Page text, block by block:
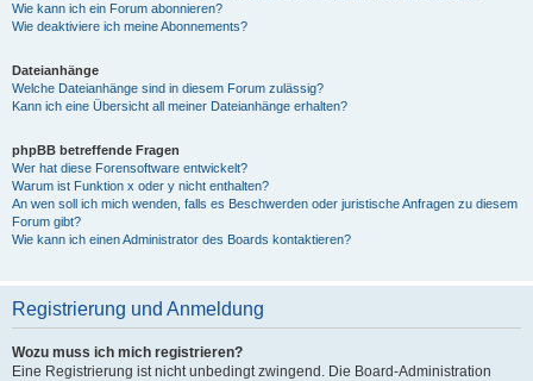
Wie kann ich ein Forum abonnieren?
Wie deaktiviere ich meine Abonnements?
Dateianhänge
Welche Dateianhänge sind in diesem Forum zulässig?
Kann ich eine Übersicht all meiner Dateianhänge erhalten?
phpBB betreffende Fragen
Wer hat diese Forensoftware entwickelt?
Warum ist Funktion x oder y nicht enthalten?
An wen soll ich mich wenden, falls es Beschwerden oder juristische Anfragen zu diesem
Forum gibt?
Wie kann ich einen Administrator des Boards kontaktieren?
Registrierung und Anmeldung
Wozu muss ich mich registrieren?
Eine Registrierung ist nicht unbedingt zwingend. Die Board-Administration